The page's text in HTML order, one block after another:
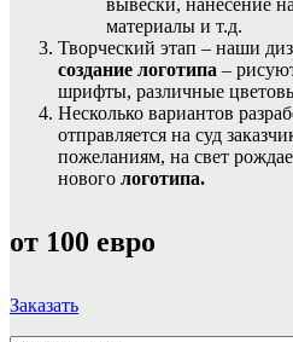
вывески, нанесение
материалы и т.д.
Творческий этап – наши
создание логотипа –
шрифты, различные
Несколько вариантов
отправляется на суд
пожеланиям, на свет
нового логотипа.
от 100 евро
Заказать